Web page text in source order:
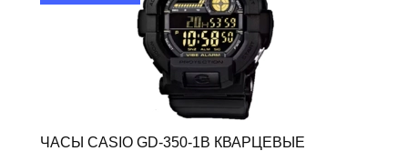
ЧАСЫ CASIO GD-350-1B КВАРЦЕВЫЕ